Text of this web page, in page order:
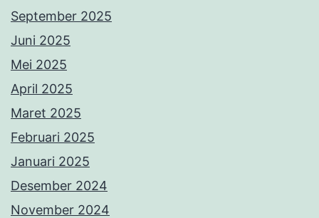
September 2025
Juni 2025
Mei 2025
April 2025
Maret 2025
Februari 2025
Januari 2025
Desember 2024
November 2024